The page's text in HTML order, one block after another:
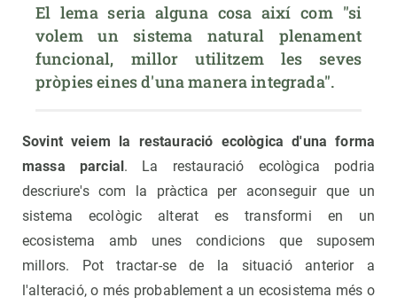
El lema seria alguna cosa així com "si
volem un sistema natural plenament
funcional, millor utilitzem les seves
pròpies eines d'una manera integrada".
Sovint veiem la restauració ecològica d'una forma
massa parcial. La restauració ecològica podria
descriure's com la pràctica per aconseguir que un
sistema ecològic alterat es transformi en un
ecosistema amb unes condicions que suposem
millors. Pot tractar-se de la situació anterior a
l'alteració, o més probablement a un ecosistema més o